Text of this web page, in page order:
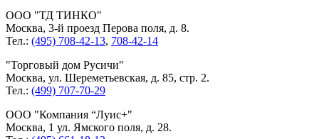
ООО
ТД ТИНКО
Москва, 3-й проезд Перова поля, д. 8.
Тел.: (495) 708-42-13, 708-42-14
Торговый дом Русичи
Москва, ул. Шереметьевская, д. 85, стр. 2.
Тел.: (499) 707-70-29
ООО
Компания “Луис+
Москва, 1 ул. Ямского поля, д. 28.